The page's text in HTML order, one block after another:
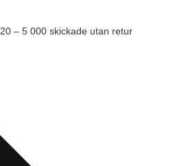
– 5 000 skickade utan retur